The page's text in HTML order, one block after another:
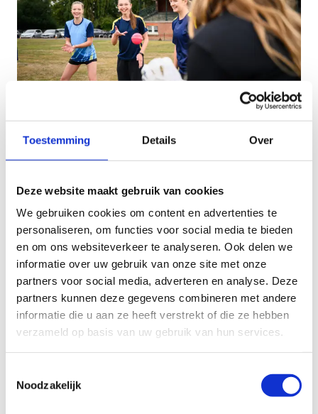
Toestemming Details Over
Deze website maakt gebruik van cookies
We gebruiken cookies om content en advertenties te
personaliseren, om functies voor social media te bieden
en om ons websiteverkeer te analyseren. Ook delen we
informatie over uw gebruik van onze site met onze
partners voor social media, adverteren en analyse. Deze
partners kunnen deze gegevens combineren met andere
informatie die u aan ze heeft verstrekt of die ze hebben
verzameld op basis van uw gebruik van hun services.
Noodzakelijk
Boek een
Cricket
Initiatieles op het ijs